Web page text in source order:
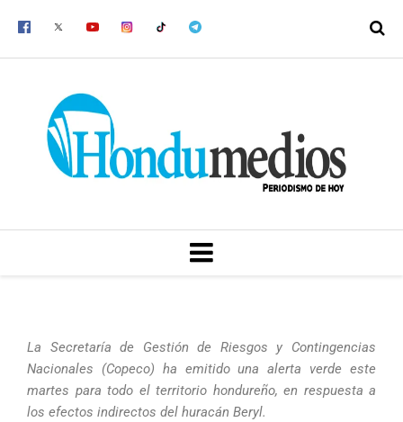
MENU
La Secretaría de Gestión de Riesgos y Contingencias
Nacionales (Copeco) ha emitido una alerta verde este
martes para todo el territorio hondureño, en respuesta a
los efectos indirectos del huracán Beryl.